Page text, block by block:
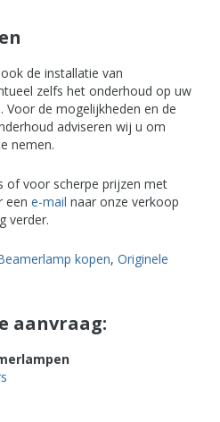
de installatie van
zelfs het onderhoud op uw
Voor de mogelijkheden en de
adviseren wij u om
nemen.
of voor scherpe prijzen met
een e-mail naar onze verkoop
verder.
kopen, Originele
aanvraag: